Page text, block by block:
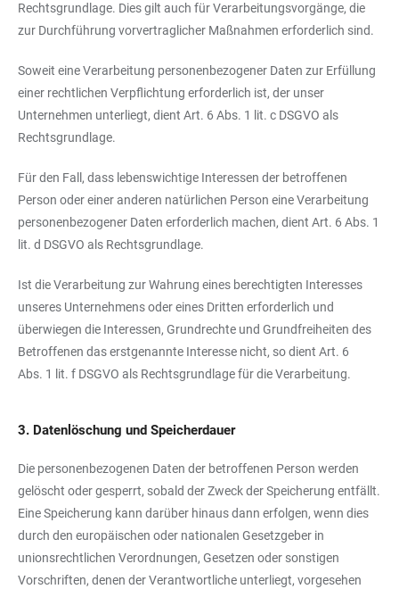
Rechtsgrundlage. Dies gilt auch für Verarbeitungsvorgänge, die
zur Durchführung vorvertraglicher Maßnahmen erforderlich sind.
Soweit eine Verarbeitung personenbezogener Daten zur Erfüllung
einer rechtlichen Verpflichtung erforderlich ist, der unser
Unternehmen unterliegt, dient Art. 6 Abs. 1 lit. c DSGVO als
Rechtsgrundlage.
Für den Fall, dass lebenswichtige Interessen der betroffenen
Person oder einer anderen natürlichen Person eine Verarbeitung
personenbezogener Daten erforderlich machen, dient Art. 6 Abs. 1
lit. d DSGVO als Rechtsgrundlage.
Ist die Verarbeitung zur Wahrung eines berechtigten Interesses
unseres Unternehmens oder eines Dritten erforderlich und
überwiegen die Interessen, Grundrechte und Grundfreiheiten des
Betroffenen das erstgenannte Interesse nicht, so dient Art. 6
Abs. 1 lit. f DSGVO als Rechtsgrundlage für die Verarbeitung.
3. Datenlöschung und Speicherdauer
Die personenbezogenen Daten der betroffenen Person werden
gelöscht oder gesperrt, sobald der Zweck der Speicherung entfällt.
Eine Speicherung kann darüber hinaus dann erfolgen, wenn dies
durch den europäischen oder nationalen Gesetzgeber in
unionsrechtlichen Verordnungen, Gesetzen oder sonstigen
Vorschriften, denen der Verantwortliche unterliegt, vorgesehen